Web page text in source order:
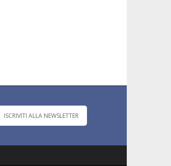
ISCRIVITI ALLA NEWSLETTER